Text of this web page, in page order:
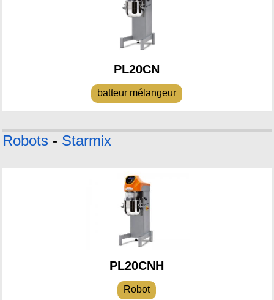
PL20CN
batteur mélangeur
Robots - Starmix
PL20CNH
Robot